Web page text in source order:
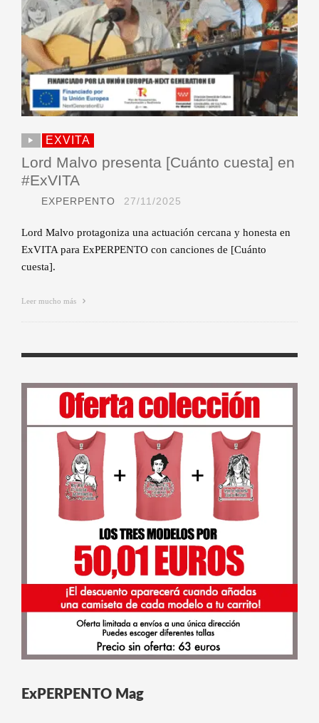
EXVITA
Lord Malvo presenta [Cuánto cuesta] en
#ExVITA
EXPERPENTO 27/11/2025
Lord Malvo protagoniza una actuación cercana y honesta en
ExVITA para ExPERPENTO con canciones de [Cuánto
cuesta].
Leer mucho más
ExPERPENTO Mag